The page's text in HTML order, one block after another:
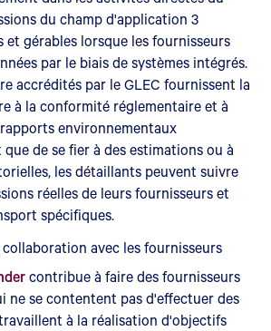
du champ d'application 3
et gérables lorsque les fournisseurs
par le biais de systèmes intégrés.
accrédités par le GLEC fournissent la
à la conformité réglementaire et à
environnementaux
de se fier à des estimations ou à
les détaillants peuvent suivre
réelles de leurs fournisseurs et
spécifiques.
avec les fournisseurs
contribue à faire des fournisseurs
ne se contentent pas d'effectuer des
à la réalisation d'objectifs